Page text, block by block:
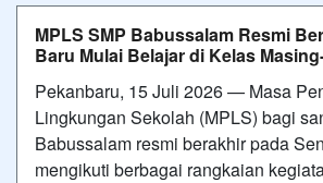
MPLS SMP Babussalam Resmi
Baru Mulai Belajar di Kelas
Pekanbaru, 15 Juli 2026 — Masa
Lingkungan Sekolah (MPLS) bagi
Babussalam resmi berakhir pada
mengikuti berbagai rangkaian